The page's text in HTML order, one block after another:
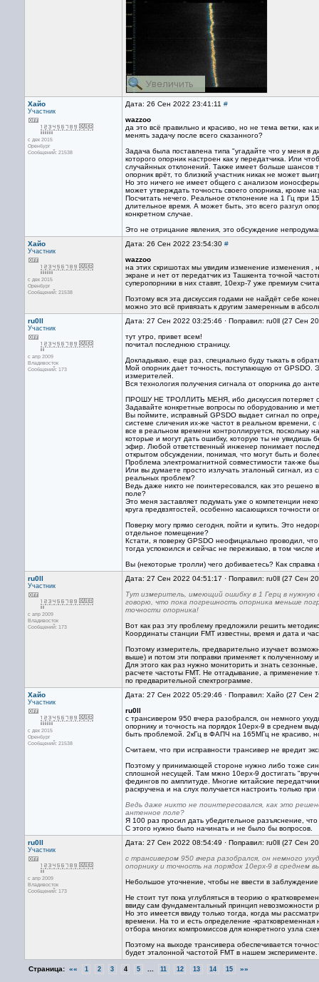
Хайо
Участник
с дек 2015
Оренбург
Сообщений: 21538
Дата: 26 Сен 2022 23:41:11 #
wazzoo
да это всё правильно и красиво, но не тема ветки,
менять задачу после всего сказанного?
Задача была поставлена типа "угадайте что у меня в
которого опорник настроен как у передатчика. Или
случайнных отклонений. Также имеет больше шансов
опорник врёт, то близкий участник никак не может
Но это ничего не имеет общего с анализом
может утверждать точность своего опорника, кроме
Посчитать нечего. Реальное отклонение на 1 Гц при
длительное время. А может быть, это всего разгул
конкретном случае.
Это не отрицание явления, это обсуждение
Хайо
Участник
с дек 2015
Оренбург
Сообщений: 21538
Дата: 26 Сен 2022 23:54:30 #
wazzoo
на этих скришотах мы увидим изменение изменения ,
экране и нет от передатчик из Ташкента точной
суперопорники в них ставят, 10ехр-7 уже премиум
Поэтому вся эта дискуссия годами не найдёт себе
можно это всё привязать к другим замеренным в
ru0ll
Участник
с апр 2009
Владивосток
Сообщений: 173
Дата: 27 Сен 2022 03:25:46 · Поправил: ru0ll (27 Сен
тут утро, привет всем!
почитал последнюю страницу.
Докладываю, еще раз, специально буду тыкать в
Мой опорник дает точность, поступающую от GPSDO.
измерителей.
Вся технология получения сигнала от опорника до
ПРОШУ НЕ ТРОЛЛИТЬ МЕНЯ, ибо дискуссия потеряет
Задавайте конкретные вопросы по оборудованию и
Вы поймите, исправный GPSDO выдает сигнал по
системе сличения их-же частот в реальном времени,
все в реальном времени контроллируется, поскольку
которые и могут дать ошибку, которую ты не увидишь
эфир. Любой ответственный инженер понимает
открытом обсуждении, понимая, что могут быть и
Проблема электромагнитной совместимости так-же
Или вы думаете просто излучать эталоный сигнал,
реальных проблем?
Ведь даже никто не поинтересовался, как это
поле?
Это меня заставляет подумать уже о компетенции
круга предвзятостей, особенно касающихся точности
Поверку могу прямо сегодня, пойти и купить. Это
отдельное помещение?
Кстати, я поверку GPSDO неофициально проводил,
тогда успокоился и сейчас не переживаю, в том числе
Вы (некоторые тролли) чего добиваетесь? Как
ru0ll
Участник
с апр 2009
Владивосток
Сообщений: 173
Дата: 27 Сен 2022 04:51:17 · Поправил: ru0ll (27 Сен
Тут измеритель, имеющий ошибку в 1 Герц в
говорю, что пока погрешность опорника меньше
точности опорника!
Вот как раз эту проблему предложили решить
Координаты станции FMT известны, время и дата и
Поэтому измеритель, предварительно изучает
выше) и потом эти поправки применяет к полученному
Для этого как раз нужно мониторить и знать
расчете частоты FMT. Не отгадывание, а применение
по предварительной спектрограмме.
Хайо
Участник
с дек 2015
Оренбург
Сообщений: 21538
Дата: 27 Сен 2022 05:29:46 · Поправил: Хайо (27 Сен
ru0ll
с трансивером 950 вчера разобрался, он немного
опорнику и точность на порядок 10ерх-9 в среднем
быть проблемой. 2кГц в ФАПЧ на 165МГц не красиво,
Считаем, что при исправности трансивер не вредит
Поэтому у принимающей стороне нужно либо тоже
сплошной несущей. Там мжно 10ерх-9 достигать
федингов по амплитуде. Многие китайские
раскручена и на слух получается настроить только
Ведь даже никто не поинтересовался, как это
антенное поле?
Я 100 раз просил дать убедительное разъяснение,
С этого нужно было начинать и не было бы вопросов.
ru0ll
Участник
с апр 2009
Владивосток
Сообщений: 173
Дата: 27 Сен 2022 08:54:49 · Поправил: ru0ll (27 Сен
с трансивером 950 вчера разобрался, он немного
опорнику и точность на порядок 10ерх-9 в среднем
Небольшое уточнение, чтобы не ввести в
Не стоит тут пока углубляться в теорию о
ввиду сам фундаментальный принцип
Но это имеется ввиду только тогда, когда мы
времени. На то и есть определение -
отбора многих компромиссов для конкретного узла
Поэтому на выходе трансивера обеспечивается
будет эталонной частотой FMT в нашем эксперименте.
Страница: «« 1 2 3 4 5 11 12 13 14 15 »»